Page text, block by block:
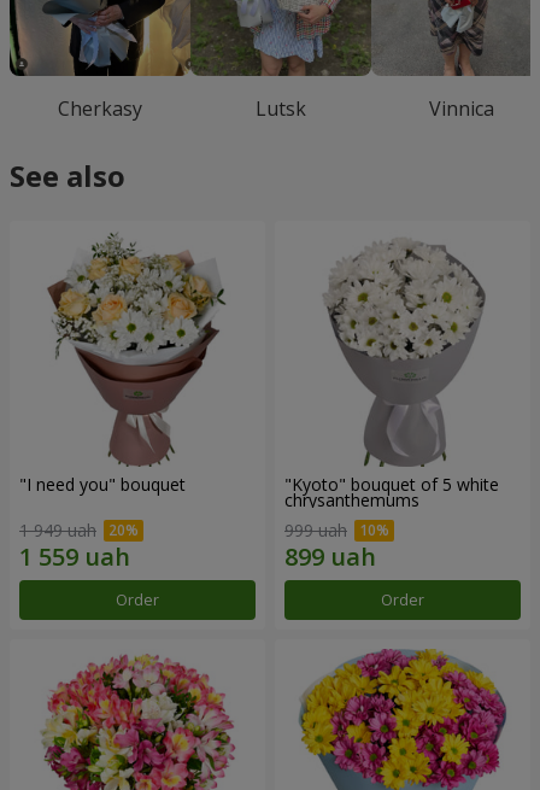
Cherkasy Lutsk Vinnica
See also
"I need you" bouquet
1 949 uah
Order
"Kyoto" bouquet of 5 white
chrysanthemums
999 uah
Order